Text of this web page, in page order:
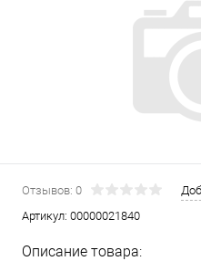
Отзывов: 0
Артикул: 00000021840
Описание товара: